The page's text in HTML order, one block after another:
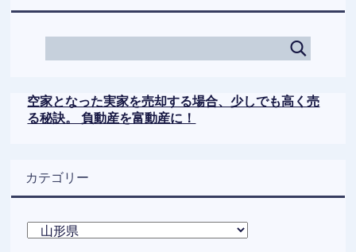
空家となった実家を売却する場合、少しでも高く売
る秘訣。 負動産を富動産に！
カテゴリー